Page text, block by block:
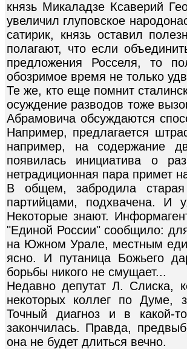
князь Микаладзе Ксаверий
увеличил глуповское
сатирик, князь оставил
полагают, что если
предложения Росселя, то
обозримое время не только
Те же, кто еще помнит
осуждение разводов тоже
Абрамовича обсуждаются
Например, предлагается
например, на содержание
появилась инициатива о
нетрадиционная пара примет
В общем, забродила старая
партийцами, подхвачена. И
Некоторые знают.
"Единой России" сообщило:
на Южном Урале, местным
ясно. И путаница Божьего
борьбы никого не смущает...
Недавно депутат Л. Слиска,
некоторых коллег по Думе,
Точный диагноз и в какой-
закончилась. Правда,
она не будет длиться вечно.